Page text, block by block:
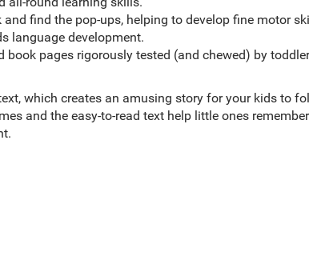
find the pop-ups, helping to develop fine motor
language development.
book pages rigorously tested (and chewed) by
which creates an amusing story for your kids to
and the easy-to-read text help little ones